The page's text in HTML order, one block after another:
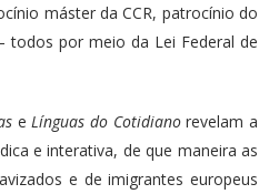
máster da CCR, patrocínio do
todos por meio da Lei Federal de
e Línguas do Cotidianorevelam a
e interativa, de que maneira as
e de imigrantes europeus